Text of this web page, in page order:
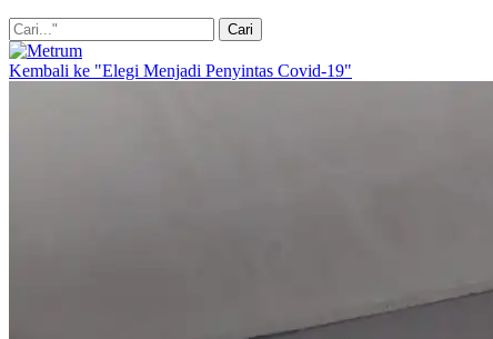
Kembali ke "Elegi Menjadi Penyintas Covid-19"